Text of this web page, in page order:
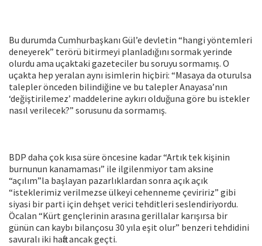
Bu durumda Cumhurbaşkanı Gül’e devletin “hangi yöntemleri
deneyerek” terörü bitirmeyi planladığını sormak yerinde
olurdu ama uçaktaki gazeteciler bu soruyu sormamış. O
uçakta hep yeralan aynı isimlerin hiçbiri: “Masaya da oturulsa
talepler önceden bilindiğine ve bu talepler Anayasa’nın
‘değiştirilemez’ maddelerine aykırı olduğuna göre bu istekler
nasıl verilecek?” sorusunu da sormamış.
BDP daha çok kısa süre öncesine kadar “Artık tek kişinin
burnunun kanamaması” ile ilgilenmiyor tam aksine
“açılım”la başlayan pazarlıklardan sonra açık açık
“isteklerimiz verilmezse ülkeyi cehenneme çeviririz” gibi
siyasi bir parti için dehşet verici tehditleri seslendiriyordu.
Öcalan “Kürt gençlerinin arasına gerillalar karışırsa bir
günün can kaybı bilançosu 30 yıla eşit olur” benzeri tehdidini
savuralı iki hafta ancak geçti.